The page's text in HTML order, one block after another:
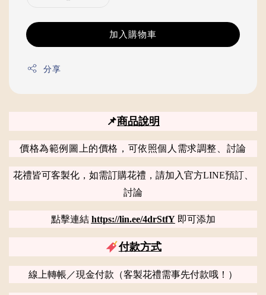
加入購物車
分享
📌商品說明
價格為範例圖上的價格，可依照個人需求調整、討論
花禮皆可客製化，如需訂購花禮，請加入官方LINE預訂、
討論
點擊連結 https://lin.ee/4drStfY即可添加
付款方式
線上轉帳／現金付款（客製花禮需事先付款哦！）